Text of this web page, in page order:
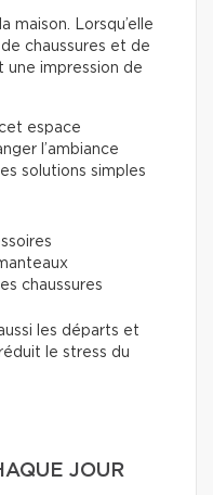
maison. Lorsqu’elle
chaussures et de
une impression de
espace
l’ambiance
solutions simples
chaussures
les départs et
le stress du
JOUR